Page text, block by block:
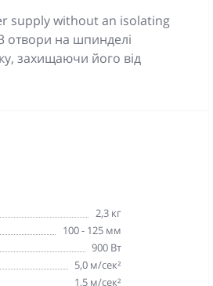
supply without an isolating
отвори на шпинделі
захищаючи його від
2,3 кг
100 - 125 мм
900 Вт
5,0 м/сек²
1,5 м/сек²